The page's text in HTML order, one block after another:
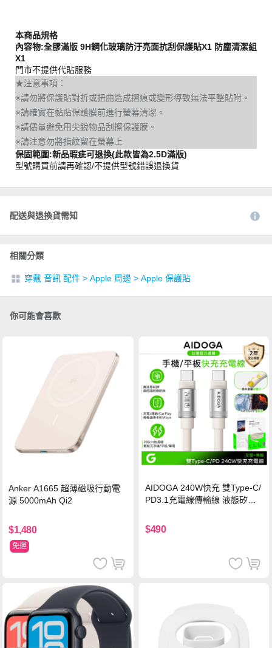
本商品規格
內容物:全膠滿版 9H鋼化玻璃防汙亮面抗刮保護貼X1 防塵清潔組
X1
門市不提供代貼服務
★注意事項：
※請勿將保護貼對折或扭曲造成摺痕或變形導致無法平整貼附。
※請確實在黏貼保護膜前進行螢幕清潔。
※請儘量避免用尖銳物品刮擦保護膜。
※請注意勿將指紋留在螢幕上
保固範圍:新品瑕疵可退換(此款皆為2.5D滿版)
型號購買前請再確認/不提供型號錯誤退換貨
配送與退換貨需知
相關分類
穿戴 音訊 配件 > Apple 周邊 > Apple 保護貼
你可能會喜歡
Anker A1665 超薄磁吸行動電
源 5000mAh Qi2
$1,480
免運
AIDOGA 240W快充 雙Type-C/
PD3.1充電線傳輸線 液態矽膠
機/平板/筆電
$490